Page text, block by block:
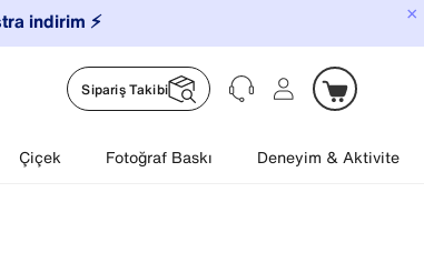
×
indirim ⚡️
Sipariş Takibi
Çiçek Fotoğraf Baskı Deneyim & Aktivite